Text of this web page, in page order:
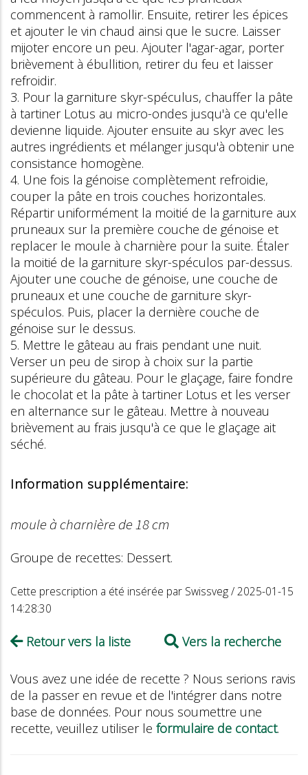
commencent à ramollir. Ensuite, retirer les épices
et ajouter le vin chaud ainsi que le sucre. Laisser
mijoter encore un peu. Ajouter l'agar-agar, porter
brièvement à ébullition, retirer du feu et laisser
refroidir.
3. Pour la garniture skyr-spéculus, chauffer la pâte
à tartiner Lotus au micro-ondes jusqu'à ce qu'elle
devienne liquide. Ajouter ensuite au skyr avec les
autres ingrédients et mélanger jusqu'à obtenir une
consistance homogène.
4. Une fois la génoise complètement refroidie,
couper la pâte en trois couches horizontales.
Répartir uniformément la moitié de la garniture aux
pruneaux sur la première couche de génoise et
replacer le moule à charnière pour la suite. Étaler
la moitié de la garniture skyr-spéculos par-dessus.
Ajouter une couche de génoise, une couche de
pruneaux et une couche de garniture skyr-
spéculos. Puis, placer la dernière couche de
génoise sur le dessus.
5. Mettre le gâteau au frais pendant une nuit.
Verser un peu de sirop à choix sur la partie
supérieure du gâteau. Pour le glaçage, faire fondre
le chocolat et la pâte à tartiner Lotus et les verser
en alternance sur le gâteau. Mettre à nouveau
brièvement au frais jusqu'à ce que le glaçage ait
séché.
Information supplémentaire:
moule à charnière de 18 cm
Groupe de recettes: Dessert.
Cette prescription a été insérée par Swissveg / 2025-01-15
14:28:30
Retour vers la liste Vers la recherche
Vous avez une idée de recette ? Nous serions ravis
de la passer en revue et de l'intégrer dans notre
base de données. Pour nous soumettre une
recette, veuillez utiliser le formulaire de contact.